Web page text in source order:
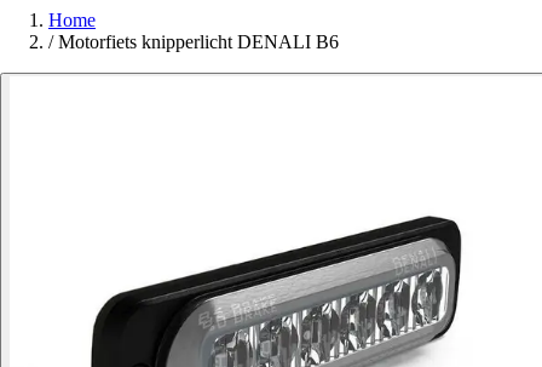
Home
/ Motorfiets knipperlicht DENALI B6